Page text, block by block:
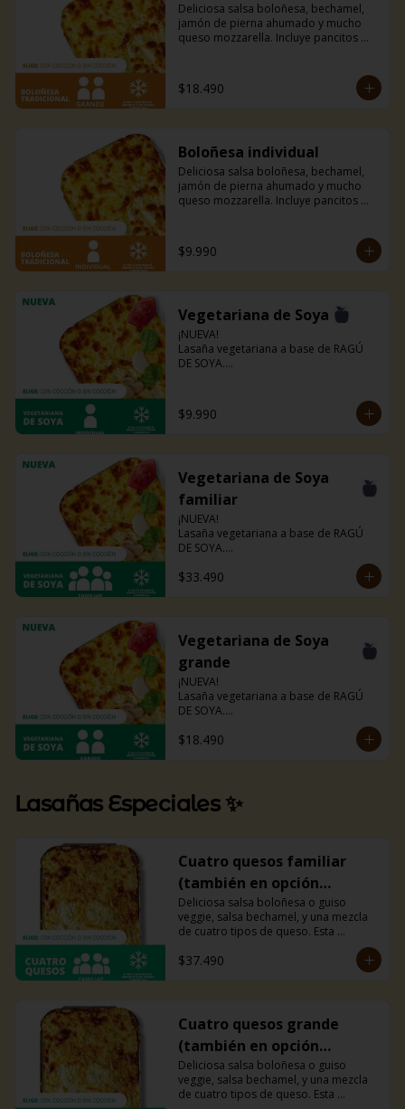
Deliciosa salsa boloñesa, bechamel,
jamón de pierna ahumado y mucho
queso mozzarella. Incluye pancitos
$18.490
Boloñesa individual
Deliciosa salsa boloñesa, bechamel,
jamón de pierna ahumado y mucho
queso mozzarella. Incluye pancitos
$9.990
Vegetariana de Soya
¡NUEVA!
Lasaña vegetariana a base de RAGÚ
DE SOYA.
Disponible en todas sus versiones.
NOTA: Puede contener trazas de
$9.990
Vegetariana de Soya
familiar
¡NUEVA!
Lasaña vegetariana a base de RAGÚ
DE SOYA.
La misma lasaña, el mismo sabor pero
ahora con guiso diferente.
$33.490
Vegetariana de Soya
grande
¡NUEVA!
Lasaña vegetariana a base de RAGÚ
DE SOYA.
La misma lasaña, el mismo sabor pero
ahora con guiso diferente.
$18.490
Lasañas Especiales ✨
Cuatro quesos familiar
(también en opción
veggie)
Deliciosa salsa boloñesa o guiso
veggie, salsa bechamel, y una mezcla
de cuatro tipos de queso. Esta
combinación hará explotar tu paladar.
Recomendada para 4 personas.
$37.490
Cuatro quesos grande
(también en opción
veggie)
Deliciosa salsa boloñesa o guiso
veggie, salsa bechamel, y una mezcla
de cuatro tipos de queso. Esta